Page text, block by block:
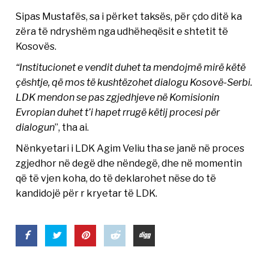
Sipas Mustafës, sa i përket taksës, për çdo ditë ka
zëra të ndryshëm nga udhëheqësit e shtetit të
Kosovës.
“Institucionet e vendit duhet ta mendojmë mirë këtë
çështje, që mos të kushtëzohet dialogu Kosovë-Serbi.
LDK mendon se pas zgjedhjeve në Komisionin
Evropian duhet t’i hapet rrugë këtij procesi për
dialogun”, tha ai.
Nënkyetari i LDK Agim Veliu tha se janë në proces
zgjedhor në degë dhe nëndegë, dhe në momentin
që të vjen koha, do të deklarohet nëse do të
kandidojë për r kryetar të LDK.